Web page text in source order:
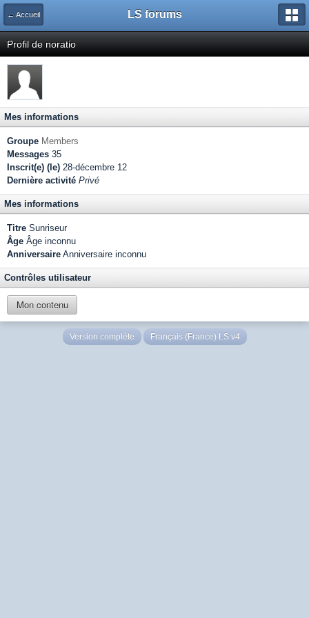
← Accueil LS forums
Profil de noratio
Mes informations
Groupe Members
Messages 35
Inscrit(e) (le) 28-décembre 12
Dernière activité Privé
Mes informations
Titre Sunriseur
Âge Âge inconnu
Anniversaire Anniversaire inconnu
Contrôles utilisateur
Mon contenu
Version complète Français (France) LS v4